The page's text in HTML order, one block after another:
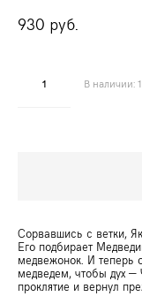
930 pуб.
В наличии:1
Сорвавшись с ветки,
Его подбирает
медвежонок. И теперь
медведем, чтобы дух
проклятие и вернул